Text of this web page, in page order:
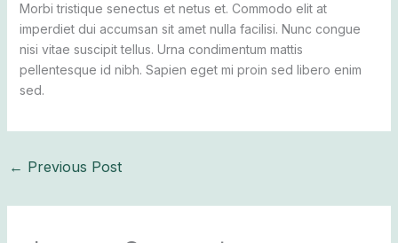
Morbi tristique senectus et netus et. Commodo elit at
imperdiet dui accumsan sit amet nulla facilisi. Nunc congue
nisi vitae suscipit tellus. Urna condimentum mattis
pellentesque id nibh. Sapien eget mi proin sed libero enim
sed.
← Previous Post